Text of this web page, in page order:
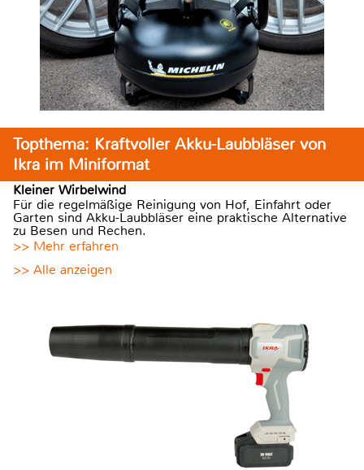
Topthema: Kraftvoller Akku-Laubbläser von
Ikra im Miniformat
Kleiner Wirbelwind
Für die regelmäßige Reinigung von Hof, Einfahrt oder
Garten sind Akku-Laubbläser eine praktische Alternative
zu Besen und Rechen.
>> Mehr erfahren
>> Alle anzeigen